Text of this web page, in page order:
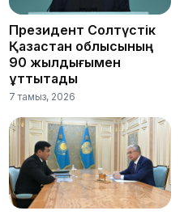
Президент Солтүстік
Қазақстан облысының
90 жылдығымен
құттықтады
7 тамыз, 2026